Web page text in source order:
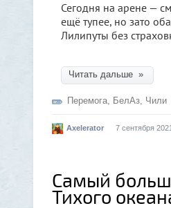
Сегодня на арене —
ещё тупее, но зато
Лилипуты без
Читать дальше »
Перемога, БелАз, Чили
Axelerator 7 сентября
Самый
Тихого